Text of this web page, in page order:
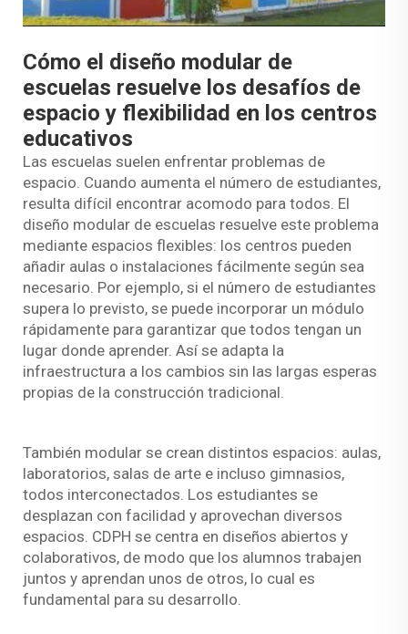
Cómo el diseño modular de
escuelas resuelve los desafíos de
espacio y flexibilidad en los centros
educativos
Las escuelas suelen enfrentar problemas de
espacio. Cuando aumenta el número de estudiantes,
resulta difícil encontrar acomodo para todos. El
diseño modular de escuelas resuelve este problema
mediante espacios flexibles: los centros pueden
añadir aulas o instalaciones fácilmente según sea
necesario. Por ejemplo, si el número de estudiantes
supera lo previsto, se puede incorporar un módulo
rápidamente para garantizar que todos tengan un
lugar donde aprender. Así se adapta la
infraestructura a los cambios sin las largas esperas
propias de la construcción tradicional.
También modular se crean distintos espacios: aulas,
laboratorios, salas de arte e incluso gimnasios,
todos interconectados. Los estudiantes se
desplazan con facilidad y aprovechan diversos
espacios. CDPH se centra en diseños abiertos y
colaborativos, de modo que los alumnos trabajen
juntos y aprendan unos de otros, lo cual es
fundamental para su desarrollo.